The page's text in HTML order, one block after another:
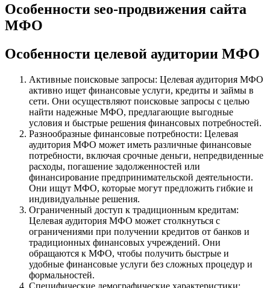
Особенности seo-продвижения сайта
МФО
Особенности целевой аудитории МФО
Активные поисковые запросы: Целевая аудитория МФО
активно ищет финансовые услуги, кредиты и займы в
сети. Они осуществляют поисковые запросы с целью
найти надежные МФО, предлагающие выгодные
условия и быстрые решения финансовых потребностей.
Разнообразные финансовые потребности: Целевая
аудитория МФО может иметь различные финансовые
потребности, включая срочные деньги, непредвиденные
расходы, погашение задолженностей или
финансирование предпринимательской деятельности.
Они ищут МФО, которые могут предложить гибкие и
индивидуальные решения.
Ограниченный доступ к традиционным кредитам:
Целевая аудитория МФО может столкнуться с
ограничениями при получении кредитов от банков и
традиционных финансовых учреждений. Они
обращаются к МФО, чтобы получить быстрые и
удобные финансовые услуги без сложных процедур и
формальностей.
Специфические демографические характеристики: